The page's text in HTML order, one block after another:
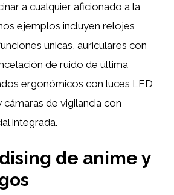
a cualquier aficionado a la
ejemplos incluyen relojes
únicas, auriculares con
de ruido de última
ergonómicos con luces LED
de vigilancia con
integrada.
de anime y